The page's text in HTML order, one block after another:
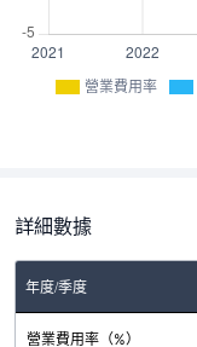
營業費用率
詳細數據
年度/季度2025-Q3
營業費用率（%）
11.32